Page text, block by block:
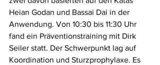
Heian Godan und Bassai Dai in der
Anwendung. Von 10:30 bis 11:30 Uhr
fand ein Präventionstraining mit Dirk
Seiler statt. Der Schwerpunkt lag auf
Koordination und Sturzprophylaxe. Es